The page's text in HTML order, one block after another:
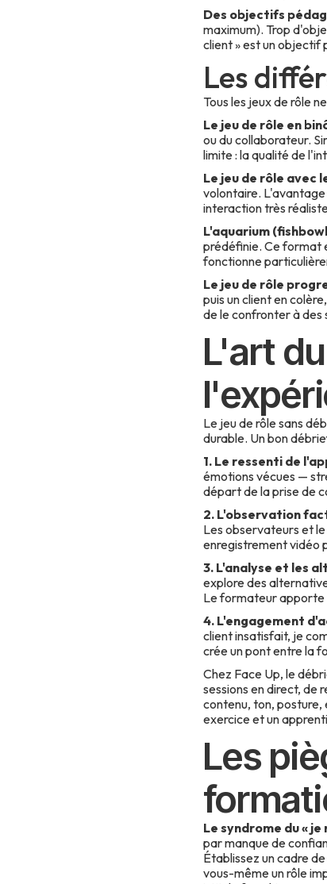
Des objectifs
maximum). Trop
client » est un objectif
Les
Tous les jeux de rôle
Le jeu de rôle en
ou du collaborateur.
limite : la qualité de
Le jeu de rôle avec
volontaire.
interaction très
L'aquarium
prédéfinie. Ce format
fonctionne
Le jeu de rôle
puis un client en
de le confronter à des
L'art
Le jeu de rôle sans
durable. Un bon
1. Le ressenti de
émotions vécues —
départ de la prise de
2. L'observation
Les observateurs et
enregistrement vidéo
3. L'analyse et les
explore des
Le formateur apporte
4. L'engagement
client insatisfait, je
crée un pont entre la
Chez Face Up, le
sessions en direct, de
contenu, ton,
exercice et un
Les
Le syndrome du «
par manque de
Établissez un cadre
vous-même un rôle